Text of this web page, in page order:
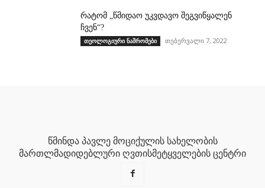
რატომ „წმიდაო უკვდავო შეგვიწყალენ
ჩვენ“?
თეოლოგიური ნაშრომები თებერვალი 7, 2022
წმინდა პავლე მოციქულის სახელობის
მართლმადიდებლური ღვთისმეტყველების ცენტრი